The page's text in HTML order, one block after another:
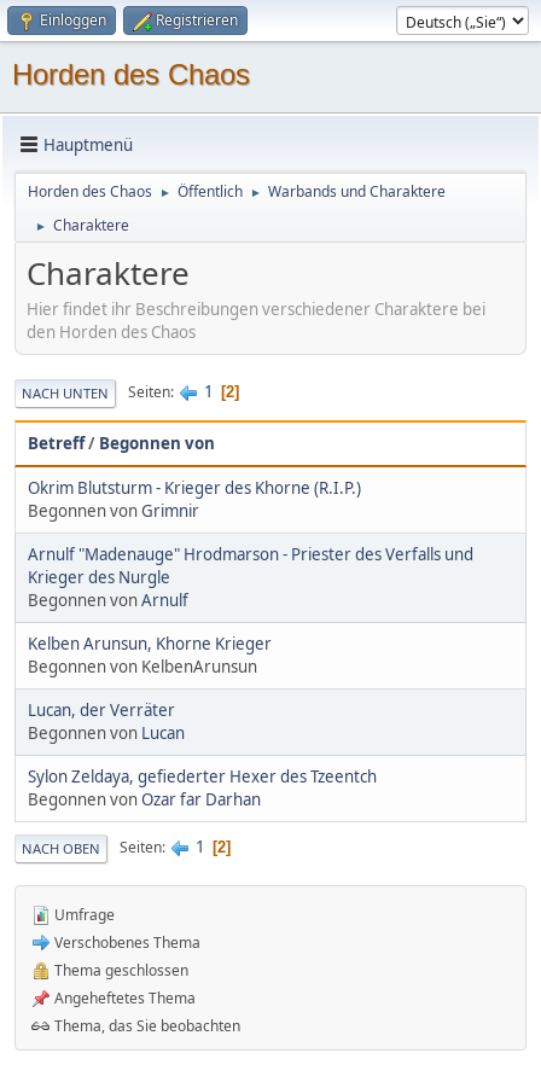
Einloggen Registrieren
Horden des Chaos
Hauptmenü
Horden des Chaos ► Öffentlich ► Warbands und Charaktere
► Charaktere
Charaktere
Hier findet ihr Beschreibungen verschiedener Charaktere bei
den Horden des Chaos
NACH UNTEN Seiten 1 2
Betreff/ Begonnen von
Okrim Blutsturm - Krieger des Khorne (R.I.P.)
Begonnen vonGrimnir
Arnulf "Madenauge" Hrodmarson - Priester des Verfalls und
Krieger des Nurgle
Begonnen vonArnulf
Kelben Arunsun, Khorne Krieger
Begonnen von KelbenArunsun
Lucan, der Verräter
Begonnen von Lucan
Sylon Zeldaya, gefiederter Hexer des Tzeentch
Begonnen vonOzar far Darhan
NACH OBEN Seiten 1 2
Umfrage
Verschobenes Thema
Thema geschlossen
Angeheftetes Thema
Thema, das Sie beobachten